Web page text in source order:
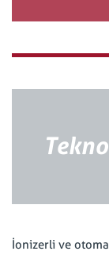
İonizerli ve